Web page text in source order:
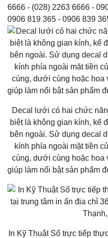
6666 - (028) 2263 6666 -
0906 819 365 - 0906 839
Decal lưới có hai chức
biệt là không gian kính, kế
bên ngoài. Sử dụng decal
kính phía ngoài mặt tiền
cùng, dưới cùng hoặc hoa
giúp làm nổi bật sản phẩm
In Kỹ Thuật Số trực tiếp